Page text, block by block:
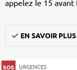
appelez le 15
EN SAVOIR PLUS
URGENCES